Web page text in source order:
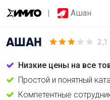
Ашан
АШАН 2,1
Низкие цены на все
Простой и понятный
Компетентные